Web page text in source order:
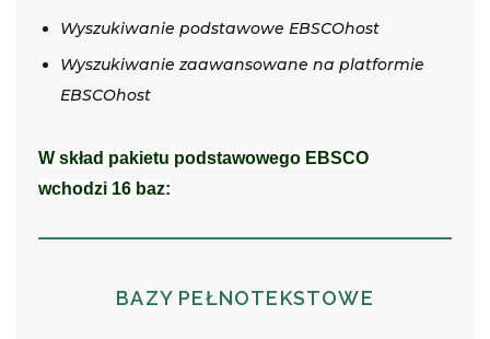
Wyszukiwanie podstawowe EBSCOhost
Wyszukiwanie zaawansowane na platformie
EBSCOhost
W skład pakietu podstawowego EBSCO
wchodzi 16 baz:
BAZY PEŁNOTEKSTOWE